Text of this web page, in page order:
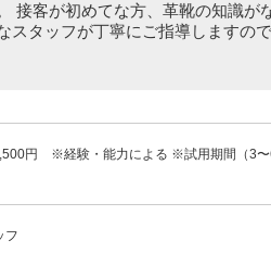
接客が初めてな方、革靴の知識が
スタッフが丁寧にご指導しますの
円 ※経験・能力による ※試用期間（3
フ